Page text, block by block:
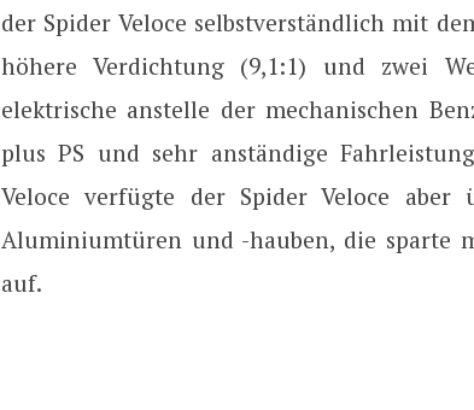
der Spider Veloce selbstverständlich mit
höhere Verdichtung (9,1:1) und zwei
elektrische anstelle der mechanischen
plus PS und sehr anständige
Veloce verfügte der Spider Veloce aber
Aluminiumtüren und -hauben, die sparte
auf.